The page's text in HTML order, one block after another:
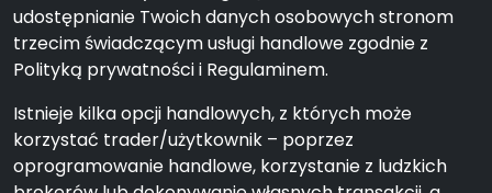
udostępnianie Twoich danych osobowych stronom
trzecim świadczącym usługi handlowe zgodnie z
Polityką prywatności i Regulaminem.
Istnieje kilka opcji handlowych, z których może
korzystać trader/użytkownik – poprzez
oprogramowanie handlowe, korzystanie z ludzkich